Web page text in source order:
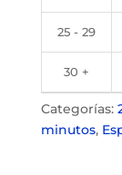
25 - 29
30 +
Categorías:
minutos,